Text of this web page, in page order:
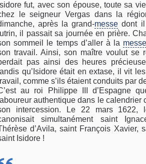
fut, avec son épouse, toute sa
le seigneur Vergas dans la
après la grand-messe dont
il passait sa journée en prière.
sommeil le temps d’aller à la messe
travail. Ainsi, son maître voulut se
pas ainsi des heures
qu’Isidore était en extase, il vit
comme s’ils étaient conduits par
au roi Philippe III d’Espagne
authentique dans le calendrier
intercession. Le 22 mars 1622,
simultanément saint
d’Avila, saint François
Isidore !